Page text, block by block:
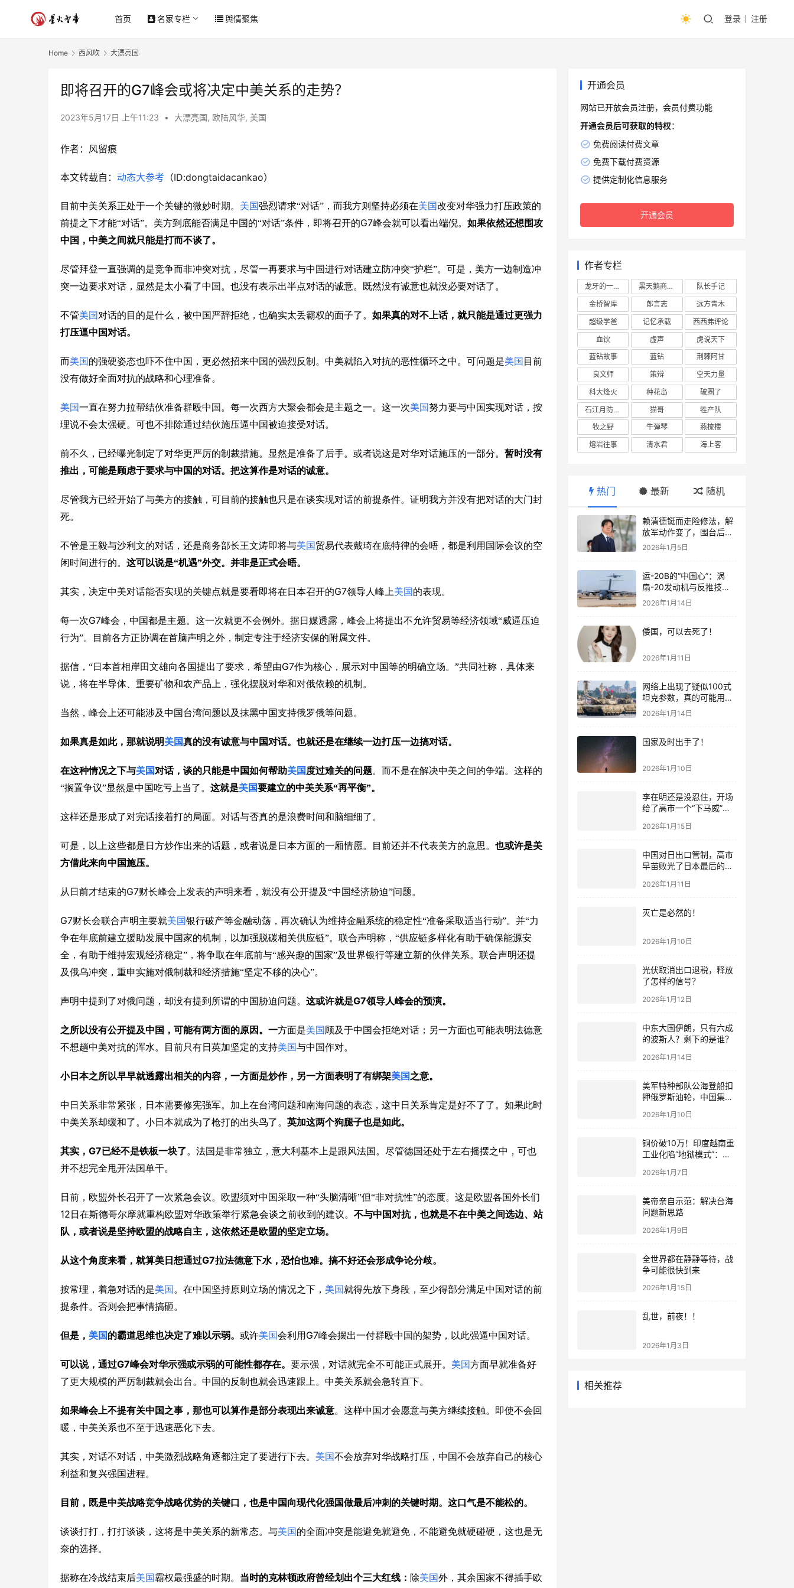
首页 名家专栏 舆情聚焦 登录 注册
Home 西风吹 大漂亮国
即将召开的G7峰会或将决定中美关系的走势？
2023年5月17日 上午11:23 • 大漂亮国, 欧陆风华, 美国
作者： 风留痕
本文转载自： 动态大参考 （ID:dongtaidacankao）
目前中美关系正处于一个关键的微妙时期。 美国强烈请求“对话”，而我方则坚持必须在美国改变对华强力打压政策的
前提之下才能“对话”。美方到底能否满足中国的“对话”条件，即将召开的G7峰会就可以看出端倪。 如果依然还想围攻
中国，中美之间就只能是打而不谈了。
尽管拜登一直强调的是竞争而非冲突对抗，尽管一再要求与中国进行对话建立防冲突“护栏”。可是，美方一边制造冲
突一边要求对话，显然是太小看了中国。也没有表示出半点对话的诚意。既然没有诚意也就没必要对话了。
不管美国 对话的目的是什么，被中国严辞拒绝，也确实太丢霸权的面子了。 如果真的对不上话，就只能是通过更强力
打压逼中国对话。
而美国 的强硬姿态也吓不住中国，更必然招来中国的强烈反制。中美就陷入对抗的恶性循环之中。可问题是美国 目前
没有做好全面对抗的战略和心理准备。
美国一直在努力拉帮结伙准备群殴中国。每一次西方大聚会都会是主题之一。这一次美国努力要与中国实现对话，按
理说不会太强硬。可也不排除通过结伙施压逼中国被迫接受对话。
前不久，已经曝光制定了对华更严厉的制裁措施。显然是准备了后手。或者说这是对华对话施压的一部分。 暂时没有
推出，可能是顾虑于要求与中国的对话。把这算作是对话的诚意。
尽管我方已经开始了与美方的接触，可目前的接触也只是在谈实现对话的前提条件。证明我方并没有把对话的大门封
死。
不管是王毅与沙利文的对话，还是商务部长王文涛即将与美国 贸易代表戴琦在底特律的会晤，都是利用国际会议的空
闲时间进行的。 这可以说是“机遇”外交。并非是正式会晤。
其实，决定中美对话能否实现的关键点就是要看即将在日本召开的G7领导人峰上美国 的表现。
每一次G7峰会，中国都是主题。这一次就更不会例外。据日媒透露，峰会上将提出不允许贸易等经济领域“威逼压迫
行为”。目前各方正协调在首脑声明之外，制定专注于经济安保的附属文件。
据信，“日本首相岸田文雄向各国提出了要求，希望由G7作为核心，展示对中国等的明确立场。”共同社称，具体来
说，将在半导体、重要矿物和农产品上，强化摆脱对华和对俄依赖的机制。
当然，峰会上还可能涉及中国台湾问题以及抹黑中国支持俄罗俄等问题。
如果真是如此，那就说明美国真的没有诚意与中国对话。也就还是在继续一边打压一边搞对话。
在这种情况之下与美国对话，谈的只能是中国如何帮助美国 度过难关的问题。而不是在解决中美之间的争端。这样的
“搁置争议”显然是中国吃亏上当了。 这就是美国要建立的中美关系“再平衡”。
这样还是形成了对完话接着打的局面。对话与否真的是浪费时间和脑细细了。
可是，以上这些都是日方炒作出来的话题，或者说是日本方面的一厢情愿。目前还并不代表美方的意思。 也或许是美
方借此来向中国施压。
从日前才结束的G7财长峰会上发表的声明来看，就没有公开提及“中国经济胁迫”问题。
G7财长会联合声明主要就美国银行破产等金融动荡，再次确认为维持金融系统的稳定性“准备采取适当行动”。并“力
争在年底前建立援助发展中国家的机制，以加强脱碳相关供应链”。联合声明称，“供应链多样化有助于确保能源安
全，有助于维持宏观经济稳定”，将争取在年底前与“感兴趣的国家”及世界银行等建立新的伙伴关系。联合声明还提
及俄乌冲突，重申实施对俄制裁和经济措施“坚定不移的决心”。
声明中提到了对俄问题，却没有提到所谓的中国胁迫问题。 这或许就是G7领导人峰会的预演。
之所以没有公开提及中国，可能有两方面的原因。一方面是美国 顾及于中国会拒绝对话；另一方面也可能表明法德意
不想趟中美对抗的浑水。目前只有日英加坚定的支持美国与中国作对。
小日本之所以早早就透露出相关的内容，一方面是炒作，另一方面表明了有绑架美国之意。
中日关系非常紧张，日本需要修宪强军。加上在台湾问题和南海问题的表态，这中日关系肯定是好不了了。如果此时
中美关系却缓和了。小日本就成为了枪打的出头鸟了。 英加这两个狗腿子也是如此。
其实， G7已经不是铁板一块了。法国是非常独立，意大利基本上是跟风法国。尽管德国还处于左右摇摆之中，可也
并不想完全甩开法国单干。
日前，欧盟外长召开了一次紧急会议。欧盟须对中国采取一种“头脑清晰”但“非对抗性”的态度。这是欧盟各国外长们
12 日在斯德哥尔摩就重构欧盟对华政策举行紧急会谈之前收到的建议。 不与中国对抗，也就是不在中美之间选边、站
队，或者说是坚持欧盟的战略自主，这依然还是欧盟的坚定立场。
从这个角度来看，就算美日想通过G7拉法德意下水，恐怕也难。搞不好还会形成争论分歧。
按常理，着急对话的是美国 。在中国坚持原则立场的情况之下， 美国 就得先放下身段，至少得部分满足中国对话的前
提条件。否则会把事情搞砸。
但是， 美国的霸道思维也决定了难以示弱。 或许美国会利用 G7峰会摆出一付群殴中国的架势，以此强逼中国对话。
可以说，通过G7峰会对华示强或示弱的可能性都存在。 要示强，对话就完全不可能正式展开。 美国方面早就准备好
了更大规模的严厉制裁就会出台。中国的反制也就会迅速跟上。中美关系就会急转直下。
如果峰会上不提有关中国之事，那也可以算作是部分表现出来诚意。这样中国才会愿意与美方继续接触。即使不会回
暖，中美关系也不至于迅速恶化下去。
其实，对话不对话，中美激烈战略角逐都注定了要进行下去。 美国不会放弃对华战略打压，中国不会放弃自己的核心
利益和复兴强国进程。
目前，既是中美战略竞争战略优势的关键口，也是中国向现代化强国做最后冲刺的关键时期。这口气是不能松的。
谈谈打打，打打谈谈，这将是中美关系的新常态。与美国 的全面冲突是能避免就避免，不能避免就硬碰硬，这也是无
奈的选择。
据称在冷战结束后美国 霸权最强盛的时期。 当时的克林顿政府曾经划出个三大红线： 除美国外，其余国家不得插手欧
开通会员
网站已开放会员注册，会员付费功能
开通会员后可获取的特权：
免费阅读付费文章
免费下载付费资源
提供定制化信息服务
开通会员
作者专栏
龙牙的一座山 黑天鹅商业情报站
队长手记
金桥智库
郎言志
远方青木
超级学爸
记忆承载
西西弗评论
血饮
虚声
虎说天下
蓝钻故事
蓝钻
荆棘阿甘
良文师
策辩
空天力量
科大烽火
种花岛
破圈了
石江月防务观察
猫哥
牲产队
牧之野
牛弹琴
燕梳楼
熔岩往事
清水君 海上客
热门 最新 随机
赖清德铤而走险修法，解
放军动作变了，围台后的
“真正杀招”曝光
2026年1月5日
运-20B的“中国心”：涡
扇-20发动机与反推技术
大突破！
2026年1月14日
倭国，可以去死了！
2026年1月11日
网络上出现了疑似100式
坦克参数，真的可能用了
钛合金装甲！
2026年1月14日
国家及时出手了！
2026年1月10日
李在明还是没忍住，开场
给了高市一个“下马威”，
2026年1月15日
中国对日出口管制，高市
早苗败光了日本最后的国
2026年1月11日
灭亡是必然的！
2026年1月10日
光伏取消出口退税，释放
了怎样的信号？
2026年1月12日
中东大国伊朗，只有六成
的波斯人？剩下的是谁？
2026年1月14日
美军特种部队公海登船扣
押俄罗斯油轮，中国集装
2026年1月10日
铜价破10万！印度越南重
工业化陷“地狱模式”：中
再也复刻不了
2026年1月7日
美帝亲自示范：解决台海
问题新思路
2026年1月9日
全世界都在静静等待，战
争可能很快到来
2026年1月15日
乱世，前夜！！
2026年1月3日
相关推荐